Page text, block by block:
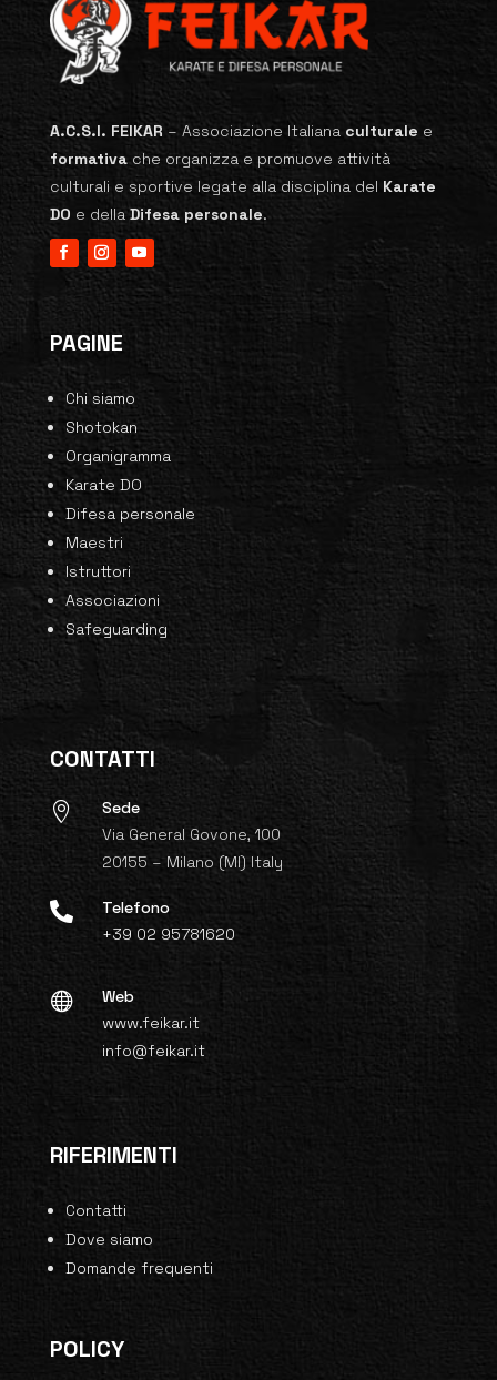
A.C.S.I. FEIKAR – Associazione Italiana culturale e
formativache organizza e promuove attività
culturali e sportive legate alla disciplina del Karate
DO e dellaDifesa personale.
PAGINE
Chi siamo
Shotokan
Organigramma
Karate DO
Difesa personale
Maestri
Istruttori
Associazioni
Safeguarding
CONTATTI

Sede
Via General Govone, 100
20155 – Milano (MI) Italy

Telefono
+39 02 95781620

Web
www.feikar.it
info@feikar.it
RIFERIMENTI
Contatti
Dove siamo
Domande frequenti
POLICY